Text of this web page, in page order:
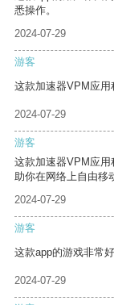
悉操作。
2024-07-29
游客
这款加速器VPM应用
2024-07-29
游客
这款加速器VPM应
助你在网络上自由移
2024-07-29
游客
这款app的游戏非常
2024-07-29